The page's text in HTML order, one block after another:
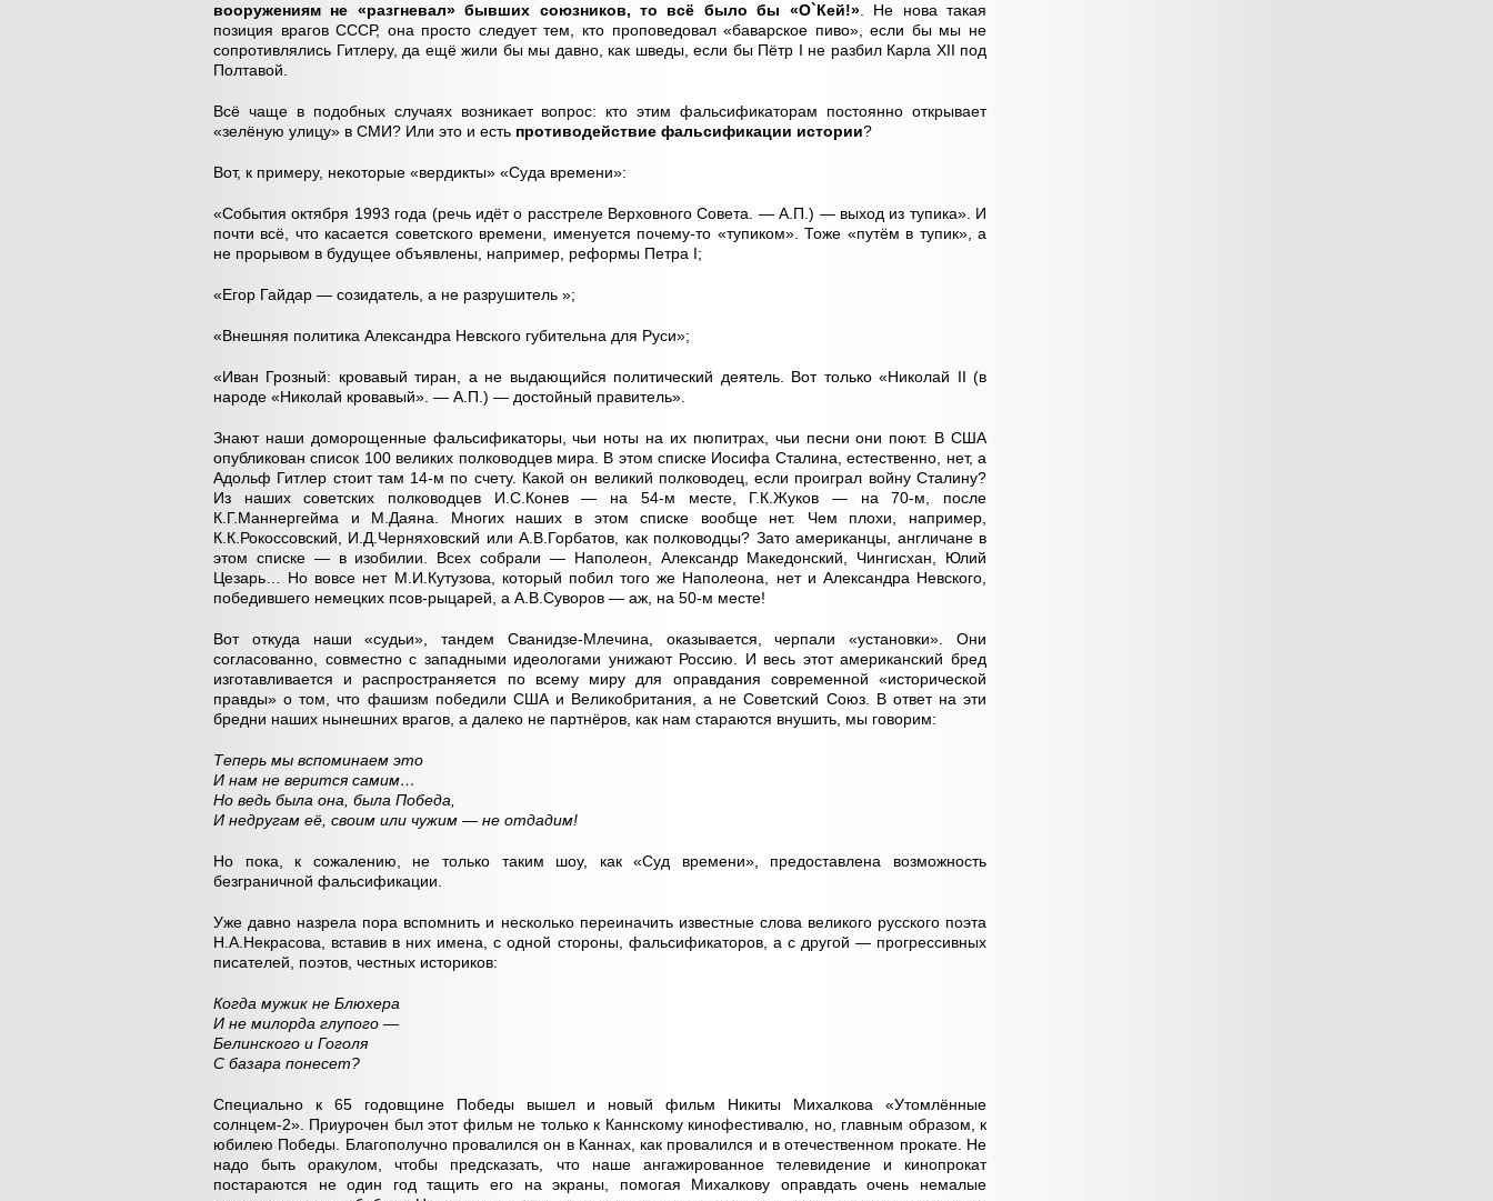
вооружениям не «разгневал» бывших союзников, то всё было бы «О`Кей!». Не нова такая
позиция врагов СССР, она просто следует тем, кто проповедовал «баварское пиво», если бы мы не
сопротивлялись Гитлеру, да ещё жили бы мы давно, как шведы, если бы Пётр I не разбил Карла XII под
Полтавой.
Всё чаще в подобных случаях возникает вопрос: кто этим фальсификаторам постоянно открывает
«зелёную улицу» в СМИ? Или это и есть противодействие фальсификации истории?
Вот, к примеру, некоторые «вердикты» «Суда времени»:
«События октября 1993 года (речь идёт о расстреле Верховного Совета. — А.П.) — выход из тупика». И
почти всё, что касается советского времени, именуется почему-то «тупиком». Тоже «путём в тупик», а
не прорывом в будущее объявлены, например, реформы Петра I;
«Егор Гайдар — созидатель, а не разрушитель »;
«Внешняя политика Александра Невского губительна для Руси»;
«Иван Грозный: кровавый тиран, а не выдающийся политический деятель. Вот только «Николай II (в
народе «Николай кровавый». — А.П.) — достойный правитель».
Знают наши доморощенные фальсификаторы, чьи ноты на их пюпитрах, чьи песни они поют. В США
опубликован список 100 великих полководцев мира. В этом списке Иосифа Сталина, естественно, нет, а
Адольф Гитлер стоит там 14-м по счету. Какой он великий полководец, если проиграл войну Сталину?
Из наших советских полководцев И.С.Конев — на 54-м месте, Г.К.Жуков — на 70-м, после
К.Г.Маннергейма и М.Даяна. Многих наших в этом списке вообще нет. Чем плохи, например,
К.К.Рокоссовский, И.Д.Черняховский или А.В.Горбатов, как полководцы? Зато американцы, англичане в
этом списке — в изобилии. Всех собрали — Наполеон, Александр Македонский, Чингисхан, Юлий
Цезарь… Но вовсе нет М.И.Кутузова, который побил того же Наполеона, нет и Александра Невского,
победившего немецких псов-рыцарей, а А.В.Суворов — аж, на 50-м месте!
Вот откуда наши «судьи», тандем Сванидзе-Млечина, оказывается, черпали «установки». Они
согласованно, совместно с западными идеологами унижают Россию. И весь этот американский бред
изготавливается и распространяется по всему миру для оправдания современной «исторической
правды» о том, что фашизм победили США и Великобритания, а не Советский Союз. В ответ на эти
бредни наших нынешних врагов, а далеко не партнёров, как нам стараются внушить, мы говорим:
Теперь мы вспоминаем это
И нам не верится самим…
Но ведь была она, была Победа,
И недругам её, своим или чужим — не отдадим!
Но пока, к сожалению, не только таким шоу, как «Суд времени», предоставлена возможность
безграничной фальсификации.
Уже давно назрела пора вспомнить и несколько переиначить известные слова великого русского поэта
Н.А.Некрасова, вставив в них имена, с одной стороны, фальсификаторов, а с другой — прогрессивных
писателей, поэтов, честных историков:
Когда мужик не Блюхера
И не милорда глупого —
Белинского и Гоголя
С базара понесет?
Специально к 65 годовщине Победы вышел и новый фильм Никиты Михалкова «Утомлённые
солнцем-2». Приурочен был этот фильм не только к Каннскому кинофестивалю, но, главным образом, к
юбилею Победы. Благополучно провалился он в Каннах, как провалился и в отечественном прокате. Не
надо быть оракулом, чтобы предсказать, что наше ангажированное телевидение и кинопрокат
постараются не один год тащить его на экраны, помогая Михалкову оправдать очень немалые